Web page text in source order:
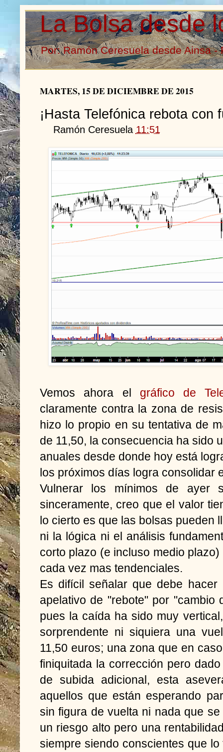
La Bolsa desde
Por: Ramón Ceresuela desde Ainsa -
MARTES, 15 DE DICIEMBRE DE 2015
¡Hasta Telefónica rebota con
Ramón Ceresuela 11:51
Vemos ahora el gráfico de
claramente contra la zona de
hizo lo propio en su tentativa de
de 11,50, la consecuencia ha sido
anuales desde donde hoy está
los próximos días logra consolidar
Vulnerar los mínimos de ayer
sinceramente, creo que el valor
lo cierto es que las bolsas pueden
ni la lógica ni el análisis
corto plazo (e incluso medio
cada vez mas tendenciales.
Es difícil señalar que debe
apelativo de "rebote" por "cambio
pues la caída ha sido muy
sorprendente ni siquiera una
11,50 euros; una zona que en
finiquitada la corrección pero
de subida adicional, esta
aquellos que están esperando
sin figura de vuelta ni nada que
un riesgo alto pero una
siempre siendo conscientes que